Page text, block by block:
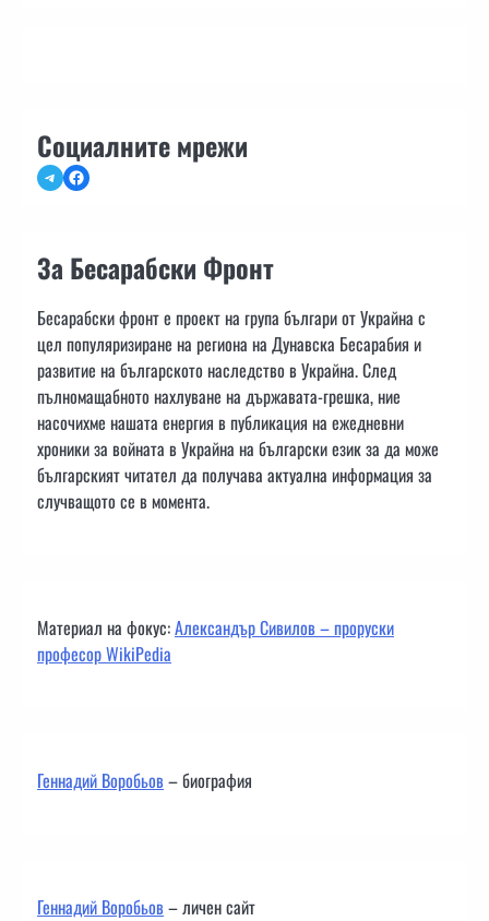
Социалните мрежи
TelegramFacebook
За Бесарабски Фронт
Бесарабски фронт е проект на група българи от Украйна с
цел популяризиране на региона на Дунавска Бесарабия и
развитие на българското наследство в Украйна. След
пълномащабното нахлуване на държавата-грешка, ние
насочихме нашата енергия в публикация на ежедневни
хроники за войната в Украйна на български език за да може
българският читател да получава актуална информация за
случващото се в момента.
Материал на фокус:Александър Сивилов – проруски
професор WikiPedia
Геннадий Воробьов– биография
Геннадий Воробьов– личен сайт